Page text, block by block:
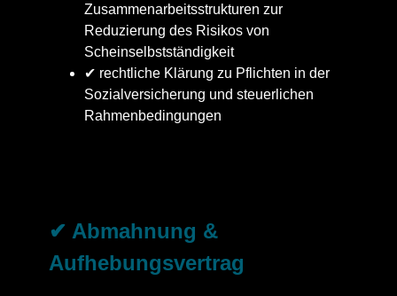
Zusammenarbeitsstrukturen zur
Reduzierung des Risikos von
Scheinselbstständigkeit
✔ rechtliche Klärung zu Pflichten in der
Sozialversicherung und steuerlichen
Rahmenbedingungen
✔ Abmahnung &
Aufhebungsvertrag